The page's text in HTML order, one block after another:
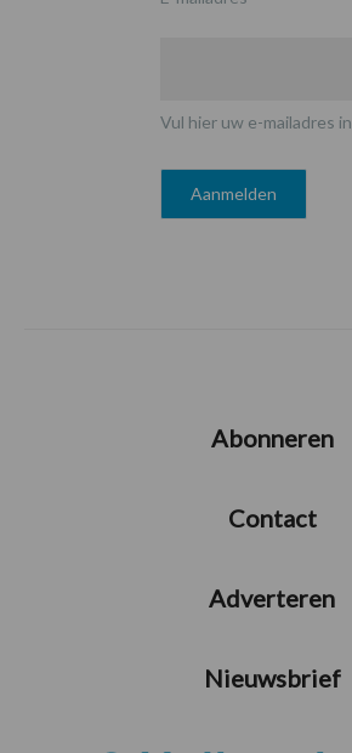
Vul hier uw e-mailadres in
Abonneren
Contact
Adverteren
Nieuwsbrief